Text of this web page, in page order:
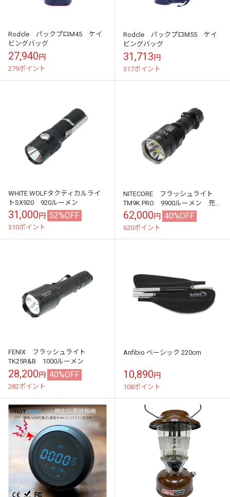
Rodcle パックプロM45 ケイ
ビングバッグ
27,940円
279ポイント
Rodcle パックプロM55 ケイ
ビングバッグ
31,713円
317ポイント
WHITE WOLFタクティカルライ
トSX920 920ルーメン
31,000円 52%OFF
310ポイント
NITECORE フラッシュライト
TM9K PRO 9900ルーメン 充電
式
62,000円 40%OFF
620ポイント
FENIX フラッシュライト
TK25R&B 1000ルーメン
28,200円 40%OFF
282ポイント
Anfibio ベーシック 220cm
10,890円
108ポイント